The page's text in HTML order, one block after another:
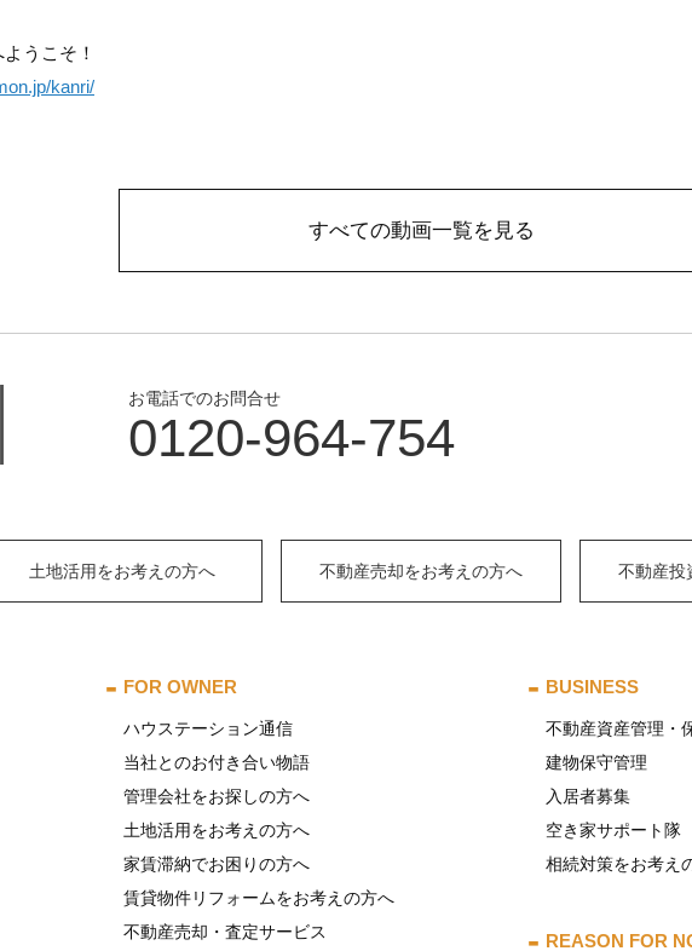
うこそ！
kanri/
すべての動画一覧を見る
お電話でのお問合せ
0120-964-754
土地活用をお考えの方へ 不動産売却をお考えの方へ 不動産投
FOR OWNER
ハウステーション通信
当社とのお付き合い物語
管理会社をお探しの方へ
土地活用をお考えの方へ
家賃滞納でお困りの方へ
賃貸物件リフォームをお考えの方へ
不動産売却・査定サービス
BUSINESS
不動産資産管理・
建物保守管理
入居者募集
空き家サポート隊
相続対策をお考え
REASON FOR